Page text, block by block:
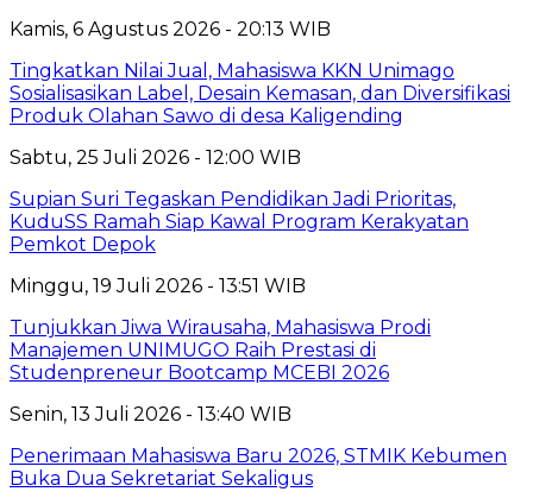
Kamis, 6 Agustus 2026 - 20:13 WIB
Tingkatkan Nilai Jual, Mahasiswa KKN Unimago
Sosialisasikan Label, Desain Kemasan, dan Diversifikasi
Produk Olahan Sawo di desa Kaligending
Sabtu, 25 Juli 2026 - 12:00 WIB
Supian Suri Tegaskan Pendidikan Jadi Prioritas,
KuduSS Ramah Siap Kawal Program Kerakyatan
Pemkot Depok
Minggu, 19 Juli 2026 - 13:51 WIB
Tunjukkan Jiwa Wirausaha, Mahasiswa Prodi
Manajemen UNIMUGO Raih Prestasi di
Studenpreneur Bootcamp MCEBI 2026
Senin, 13 Juli 2026 - 13:40 WIB
Penerimaan Mahasiswa Baru 2026, STMIK Kebumen
Buka Dua Sekretariat Sekaligus